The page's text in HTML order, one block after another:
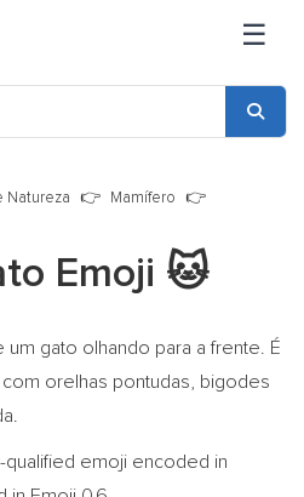
☰
Natureza
Mamífero
Emoji 🐱
gato olhando para a frente. É
orelhas pontudas, bigodes
qualified emoji encoded in